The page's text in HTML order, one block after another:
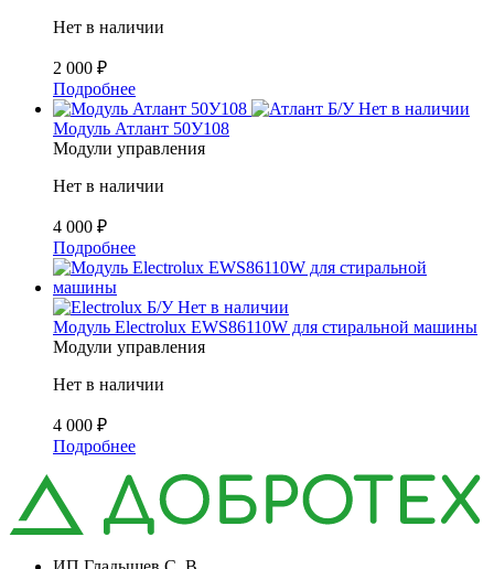
Нет в наличии
2 000 ₽
Подробнее
Б/У Нет в наличии
Модуль Атлант 50У108
Модули управления
Нет в наличии
4 000 ₽
Подробнее
Б/У Нет в наличии
Модуль Electrolux EWS86110W для стиральной машины
Модули управления
Нет в наличии
4 000 ₽
Подробнее